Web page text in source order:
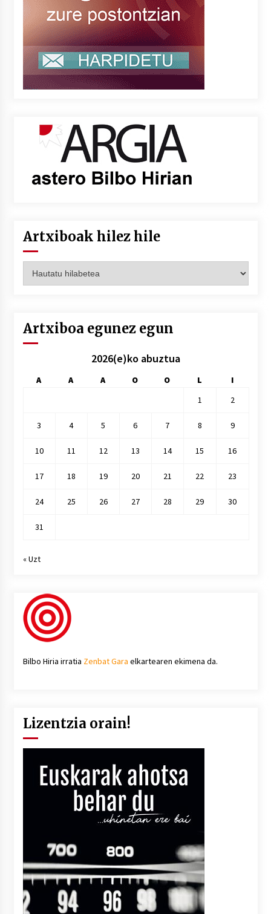
Artxiboak hilez hile
hilez
Artxiboa egunez egun
2026(e)ko abuztua
A A A O O L
I
1
2
3 4 5 6 7 8 9
10 11 12 13 14 15 16
17 18 19 20 21 22 23
24 25 26 27 28 29 30
31
« Uzt
Bilbo Hiria irratia Zenbat Gara elkartearen ekimena da.
Lizentzia orain!